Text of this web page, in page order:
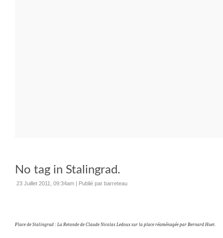
No tag in Stalingrad.
23 Juillet 2011, 09:34am | Publié par barreteau
Place de Stalingrad : La Retonde de Claude Nicolas Ledoux sur la place réaménagée par Bernard Huet.